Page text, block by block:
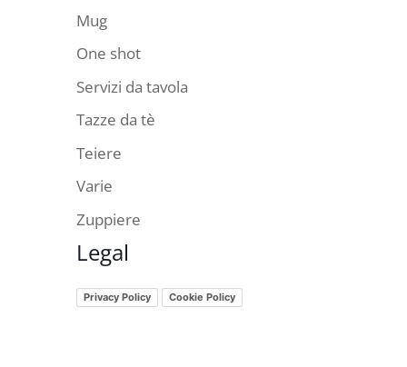
Mug
One shot
Servizi da tavola
Tazze da tè
Teiere
Varie
Zuppiere
Legal
Privacy Policy Cookie Policy